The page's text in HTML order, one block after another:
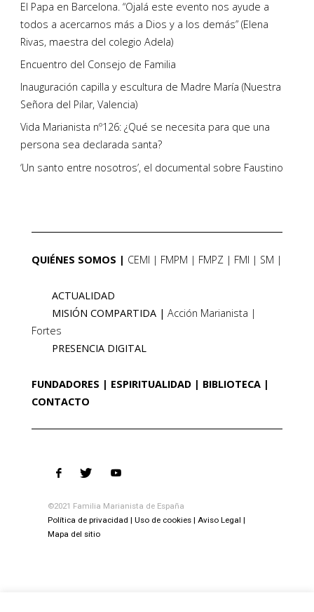
El Papa en Barcelona. “Ojalá este evento nos ayude a
todos a acercarnos más a Dios y a los demás” (Elena
Rivas, maestra del colegio Adela)
Encuentro del Consejo de Familia
Inauguración capilla y escultura de Madre María (Nuestra
Señora del Pilar, Valencia)
Vida Marianista nº126: ¿Qué se necesita para que una
persona sea declarada santa?
‘Un santo entre nosotros’, el documental sobre Faustino
QUIÉNES SOMOS CEMI FMPM FMPZ FMI SM
ACTUALIDAD
MISIÓN COMPARTIDA
Acción Marianista
Fortes
PRESENCIA DIGITAL
FUNDADORES ESPIRITUALIDAD
BIBLIOTECA
CONTACTO
©2021 Familia Marianista de España
Política de privacidad
Uso de cookies
Aviso Legal
Mapa del sitio